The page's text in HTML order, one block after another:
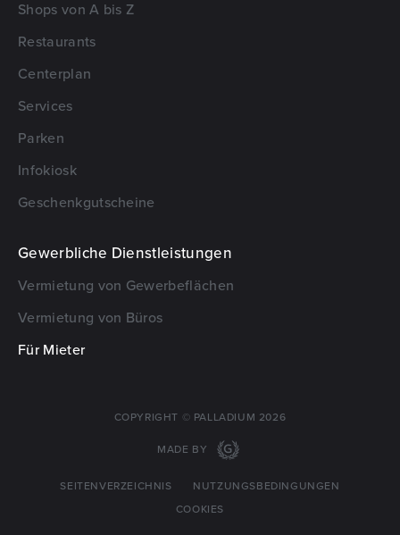
Shops von A bis Z
Restaurants
Centerplan
Services
Parken
Infokiosk
Geschenkgutscheine
Gewerbliche Dienstleistungen
Vermietung von Gewerbeflächen
Vermietung von Büros
Für Mieter
COPYRIGHT © PALLADIUM 2026
SEITENVERZEICHNIS
NUTZUNGSBEDINGUNGEN
COOKIES
MADE BY